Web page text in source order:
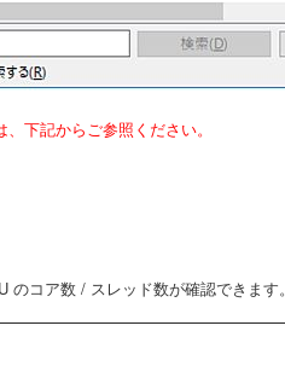
、下記からご参照ください。
のコア数 / スレッド数が確認できます。